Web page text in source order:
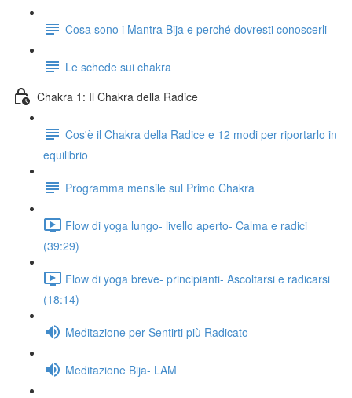
Cosa sono i Mantra Bija e perché dovresti conoscerli
Le schede sui chakra
Chakra 1: Il Chakra della Radice
Cos'è il Chakra della Radice e 12 modi per riportarlo in
equilibrio
Programma mensile sul Primo Chakra
Flow di yoga lungo- livello aperto- Calma e radici
(39:29)
Flow di yoga breve- principianti- Ascoltarsi e radicarsi
(18:14)
Meditazione per Sentirti più Radicato
Meditazione Bija- LAM